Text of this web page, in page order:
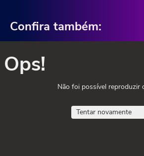
Confira também:
Ops!
Não foi possível reproduzir
Tentar novamente